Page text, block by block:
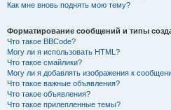
Как мне вновь поднять мою тему?
Форматирование сообщений и типы
Что такое BBCode?
Могу ли я использовать HTML?
Что такое смайлики?
Могу ли я добавлять изображения к
Что такое важные объявления?
Что такое объявления?
Что такое прилепленные темы?